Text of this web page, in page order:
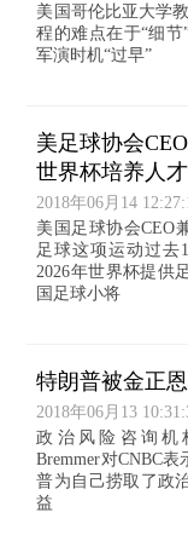
美国哥伦比亚大学
程的难点在于“细
军演时机“过早”
美足球协会
世界杯培养人才
2018年06月14
美国足球协会CEO
足球这项运动过去
2026年世界杯提供
国足球小将
特朗普被金正
2018年06月13
政治风险咨询机
Bremmer对CNBC
普为自己捞取了政
益